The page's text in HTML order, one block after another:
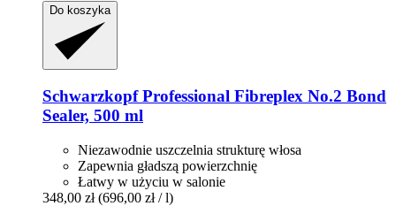
Do koszyka
Schwarzkopf Professional Fibreplex No.2 Bond
Sealer, 500 ml
Niezawodnie uszczelnia strukturę włosa
Zapewnia gładszą powierzchnię
Łatwy w użyciu w salonie
348,00 zł (696,00 zł / l)